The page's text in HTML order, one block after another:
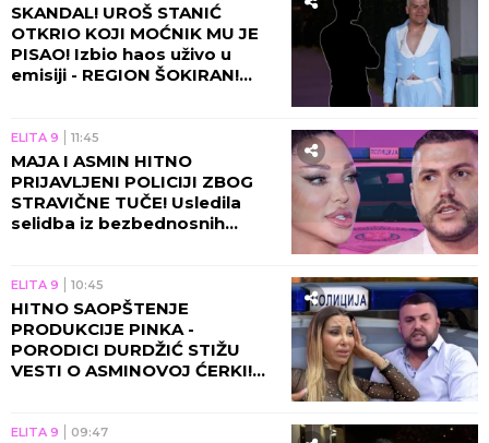
SKANDAL! UROŠ STANIĆ
OTKRIO KOJI MOĆNIK MU JE
PISAO! Izbio haos uživo u
emisiji - REGION ŠOKIRAN!
ELITA 9 11:45
MAJA I ASMIN HITNO
PRIJAVLJENI POLICIJI ZBOG
STRAVIČNE TUČE! Usledila
selidba iz bezbednosnih
ELITA 9 10:45
HITNO SAOPŠTENJE
PRODUKCIJE PINKA -
PORODICI DURDŽIĆ STIŽU
VESTI O ASMINOVOJ ĆERKI!
ELITA 9 09:47